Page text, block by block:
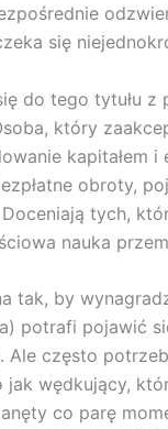
się
do tego tytułu z
który
kapitałem i
obroty,
Doceniają tych,
nauka
tak, by
potrafi pojawić
Ale często
jak wędkujący,
co parę